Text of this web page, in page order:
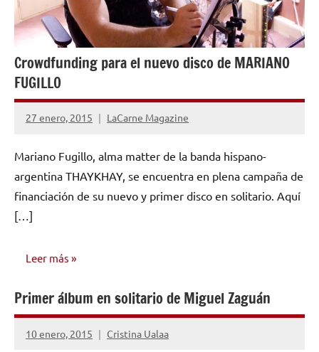
Crowdfunding para el nuevo disco de MARIANO
FUGILLO
27 enero, 2015 LaCarne Magazine
No
comentarios
Mariano Fugillo, alma matter de la banda hispano-
argentina THAYKHAY, se encuentra en plena campaña de
financiación de su nuevo y primer disco en solitario. Aquí
[…]
Leer más
NOTICIAS
Primer álbum en solitario de Miguel Zaguán
10 enero, 2015 Cristina Ualaa
No